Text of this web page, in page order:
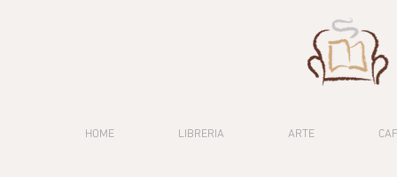
HOME LIBRERIA ARTE